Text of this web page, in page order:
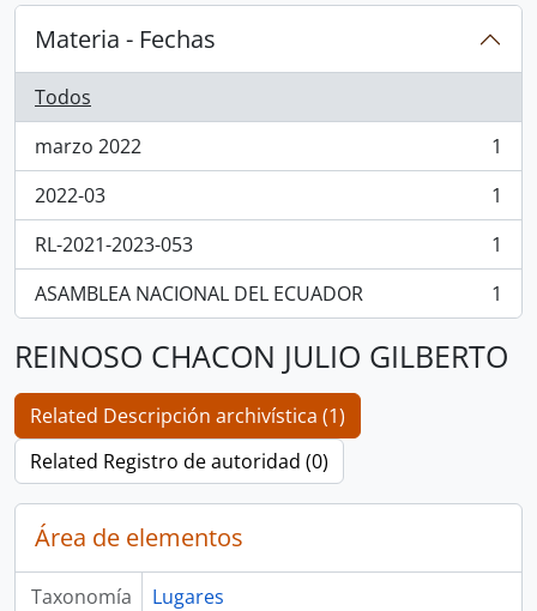
Materia - Fechas
Todos
marzo 2022
, 1 resultados
1
2022-03
, 1 resultados
1
RL-2021-2023-053
, 1 resultados
1
ASAMBLEA NACIONAL DEL ECUADOR
, 1 resultados 1
REINOSO CHACON JULIO GILBERTO
Related Descripción archivística (1)
Related Registro de autoridad (0)
Área de elementos
Taxonomía Lugares